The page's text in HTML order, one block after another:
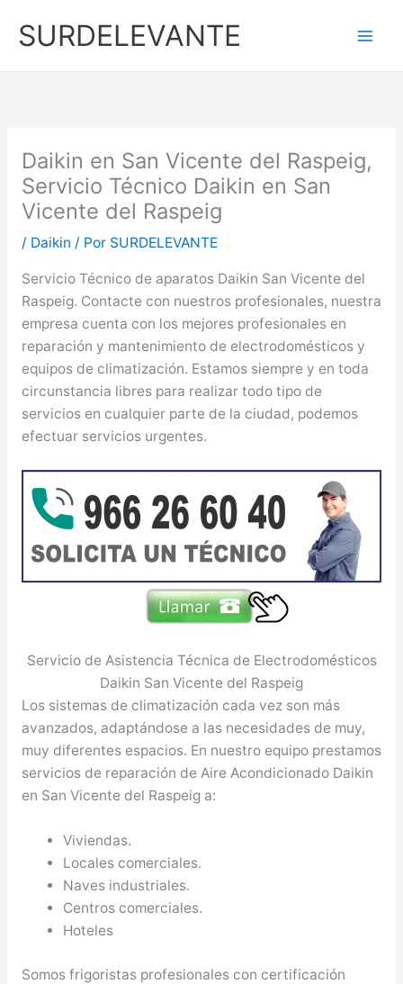
SURDELEVANTE
Daikin en San Vicente del Raspeig,
Servicio Técnico Daikin en San
Vicente del Raspeig
/ Daikin / Por SURDELEVANTE
Servicio Técnico de aparatos Daikin San Vicente del
Raspeig. Contacte con nuestros profesionales, nuestra
empresa cuenta con los mejores profesionales en
reparación y mantenimiento de electrodomésticos y
equipos de climatización. Estamos siempre y en toda
circunstancia libres para realizar todo tipo de
servicios en cualquier parte de la ciudad, podemos
efectuar servicios urgentes.
Servicio de Asistencia Técnica de Electrodomésticos
Daikin San Vicente del Raspeig
Los sistemas de climatización cada vez son más
avanzados, adaptándose a las necesidades de muy,
muy diferentes espacios. En nuestro equipo prestamos
servicios de reparación de Aire Acondicionado Daikin
en San Vicente del Raspeig a:
Viviendas.
Locales comerciales.
Naves industriales.
Centros comerciales.
Hoteles
Somos frigoristas profesionales con certificación